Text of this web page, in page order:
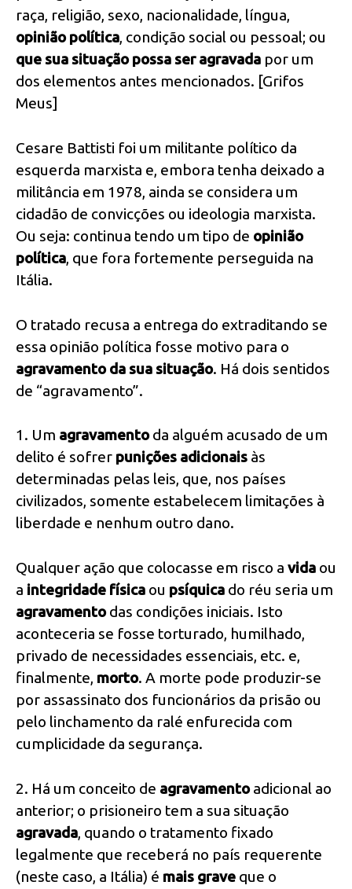
raça, religião, sexo, nacionalidade, língua,
opinião política, condição social ou pessoal; ou
que sua situação possa ser agravada por um
dos elementos antes mencionados. [Grifos
Meus]
Cesare Battisti foi um militante político da
esquerda marxista e, embora tenha deixado a
militância em 1978, ainda se considera um
cidadão de convicções ou ideologia marxista.
Ou seja: continua tendo um tipo de opinião
política, que fora fortemente perseguida na
Itália.
O tratado recusa a entrega do extraditando se
essa opinião política fosse motivo para o
agravamento da sua situação. Há dois sentidos
de “agravamento”.
1. Um agravamentoda alguém acusado de um
delito é sofrer punições adicionais às
determinadas pelas leis, que, nos países
civilizados, somente estabelecem limitações à
liberdade e nenhum outro dano.
Qualquer ação que colocasse em risco a vida ou
a integridade física ou psíquica do réu seria um
agravamentodas condições iniciais. Isto
aconteceria se fosse torturado, humilhado,
privado de necessidades essenciais, etc. e,
finalmente, morto. A morte pode produzir-se
por assassinato dos funcionários da prisão ou
pelo linchamento da ralé enfurecida com
cumplicidade da segurança.
2. Há um conceito de agravamentoadicional ao
anterior; o prisioneiro tem a sua situação
agravada, quando o tratamento fixado
legalmente que receberá no país requerente
(neste caso, a Itália) é mais grave que o